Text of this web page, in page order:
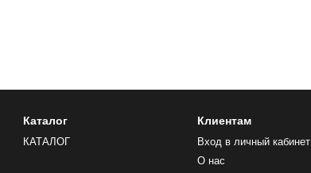
Каталог
КАТАЛОГ
Клиентам
Вход в личный кабинет
О нас